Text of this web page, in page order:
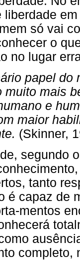
liberdade
só vai
o
no lugar
papel do
muito mais
e
maior
(Skinner,
segundo
tanto
é capaz de
mentos
completo,